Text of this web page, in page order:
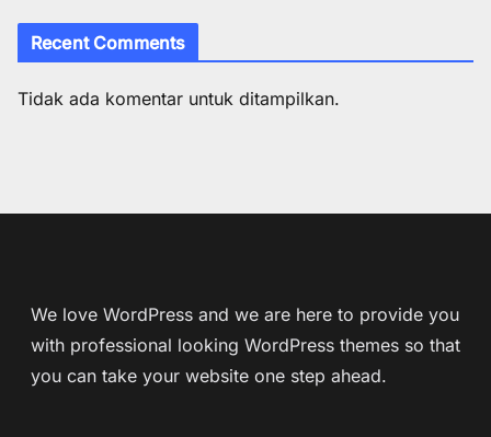
Recent Comments
Tidak ada komentar untuk ditampilkan.
We love WordPress and we are here to provide you
with professional looking WordPress themes so that
you can take your website one step ahead.